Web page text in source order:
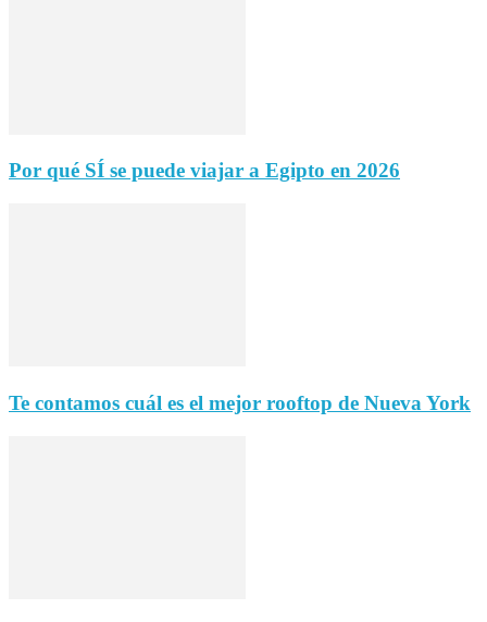
Por qué SÍ se puede viajar a Egipto en 2026
Te contamos cuál es el mejor rooftop de Nueva York